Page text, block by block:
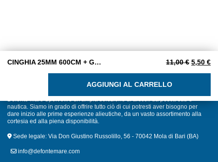
CINGHIA 25MM 600CM + GANCI 11,00€ Il
5,50 €Il
AGGIUNGI AL CARRELLO
nautica. Siamo in grado di offrire tutto ciò di cui potresti aver bisogno per
dare inizio alle prime esperienze alieutiche, da un vasto assortimento alla
cortesia ed alla piena disponibilità.
Sede legale: Via Don Giustino Russolillo, 56 - 70042 Mola di Bari (BA)
info@defontemare.com